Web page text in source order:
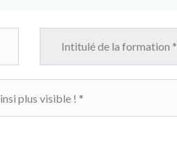
Intitulé de la formation *